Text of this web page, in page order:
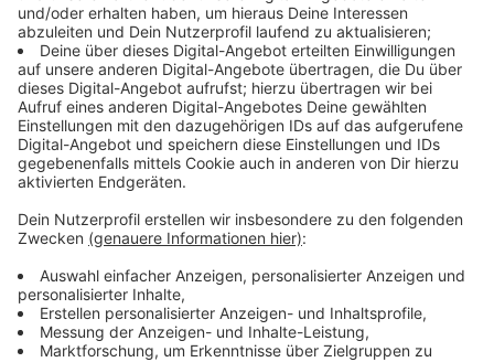
2 EL Butter
Anzeige
Und so bereitet ihr das Essen zu
Anzeige
Die Hähnchenbrust portionieren. Jede Portion mit
zwei Salbeiblättern belegen und in eine
Schinkenscheibe einwickeln.